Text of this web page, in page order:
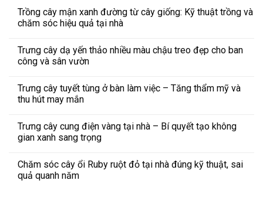
Trồng cây mận xanh đường từ cây giống: Kỹ thuật trồng và
chăm sóc hiệu quả tại nhà
Trưng cây dạ yến thảo nhiều màu chậu treo đẹp cho ban
công và sân vườn
Trưng cây tuyết tùng ở bàn làm việc – Tăng thẩm mỹ và
thu hút may mắn
Trưng cây cung điện vàng tại nhà – Bí quyết tạo không
gian xanh sang trọng
Chăm sóc cây ổi Ruby ruột đỏ tại nhà đúng kỹ thuật, sai
quả quanh năm